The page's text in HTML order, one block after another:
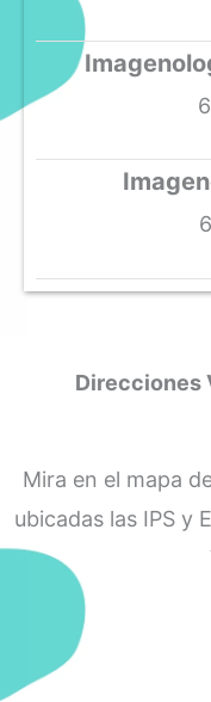
Direcciones
Mira en el mapa
ubicadas las IPS y